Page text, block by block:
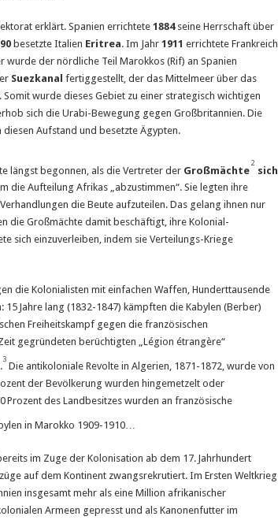
erklärt. Spanien errichtete 1884 seine Herrschaft über
besetzte Italien Eritrea. Im Jahr 1911 errichtete Frankreich
wurde der nördliche Teil Marokkos (Rif) an Spanien
Suezkanal fertiggestellt, der das Mittelmeer über das
wurde dieses Gebiet zu einer strategisch wichtigen
sich die Urabi-Bewegung gegen Großbritannien. Die
Aufstand und besetzte Ägypten.
längst begonnen, als die Vertreter der Großmächte
2
sich
die Aufteilung Afrikas „abzustimmen“. Sie legten ihre
die Beute aufzuteilen. Das gelang ihnen nur
die Großmächte damit beschäftigt, ihre Kolonial-
sich einzuverleiben, indem sie Verteilungs-Kriege
die Kolonialisten mit einfachen Waffen, Hunderttausende
Jahre lang (1832-1847) kämpften die Kabylen (Berber)
Freiheitskampf gegen die französischen
gegründeten berüchtigten „Légion étrangère“
3
Die antikoloniale Revolte in Algerien, 1871-1872, wurde von
der Bevölkerung wurden hingemetzelt oder
Prozent des Landbesitzes wurden an französische
in Marokko 1909-1910…
im Zuge der Kolonisation ab dem 17. Jahrhundert
auf dem Kontinent zwangsrekrutiert. Im Ersten Weltkrieg
insgesamt mehr als eine Million afrikanischer
Armeen gepresst und als Kanonenfutter im